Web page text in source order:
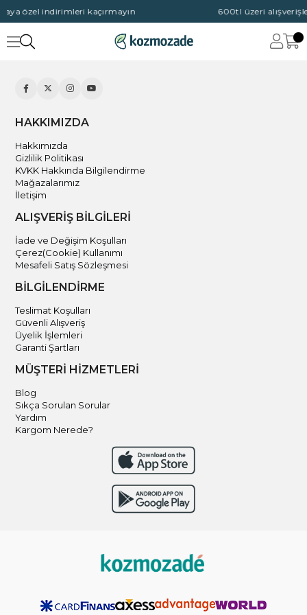
özel indirimleri kaçırmayın 600tl üzeri
HAKKIMIZDA
Hakkımızda
Gizlilik Politikası
KVKK Hakkında Bilgilendirme
Mağazalarımız
İletişim
ALIŞVERİŞ BİLGİLERİ
İade ve Değişim Koşulları
Çerez(Cookie) Kullanımı
Mesafeli Satış Sözleşmesi
BİLGİLENDİRME
Teslimat Koşulları
Güvenli Alışveriş
Üyelik İşlemleri
Garanti Şartları
MÜŞTERİ HİZMETLERİ
Blog
Sıkça Sorulan Sorular
Yardım
Kargom Nerede?